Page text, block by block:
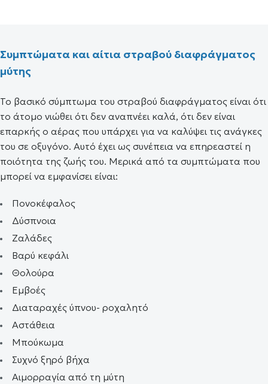
Συμπτώματα και αίτια στραβού διαφράγματος
μύτης
Το βασικό σύμπτωμα του στραβού διαφράγματος είναι ότι
το άτομο νιώθει ότι δεν αναπνέει καλά, ότι δεν είναι
επαρκής ο αέρας που υπάρχει για να καλύψει τις ανάγκες
του σε οξυγόνο. Αυτό έχει ως συνέπεια να επηρεαστεί η
ποιότητα της ζωής του. Μερικά από τα συμπτώματα που
μπορεί να εμφανίσει είναι:
Πονοκέφαλος
Δύσπνοια
Ζαλάδες
Βαρύ κεφάλι
Θολούρα
Εμβοές
Διαταραχές ύπνου- ροχαλητό
Αστάθεια
Μπούκωμα
Συχνό ξηρό βήχα
Αιμορραγία από τη μύτη